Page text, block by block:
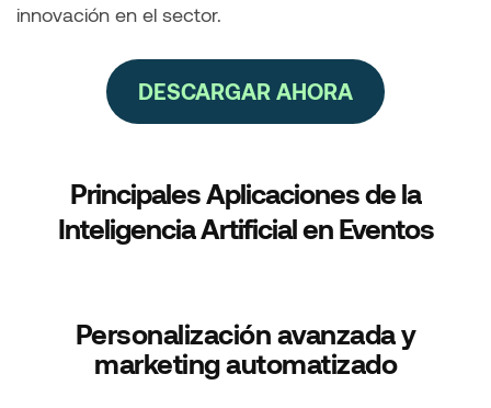
innovación en el sector.
DESCARGAR AHORA
Principales Aplicaciones de la
Inteligencia Artificial en Eventos
Personalización avanzada y
marketing automatizado